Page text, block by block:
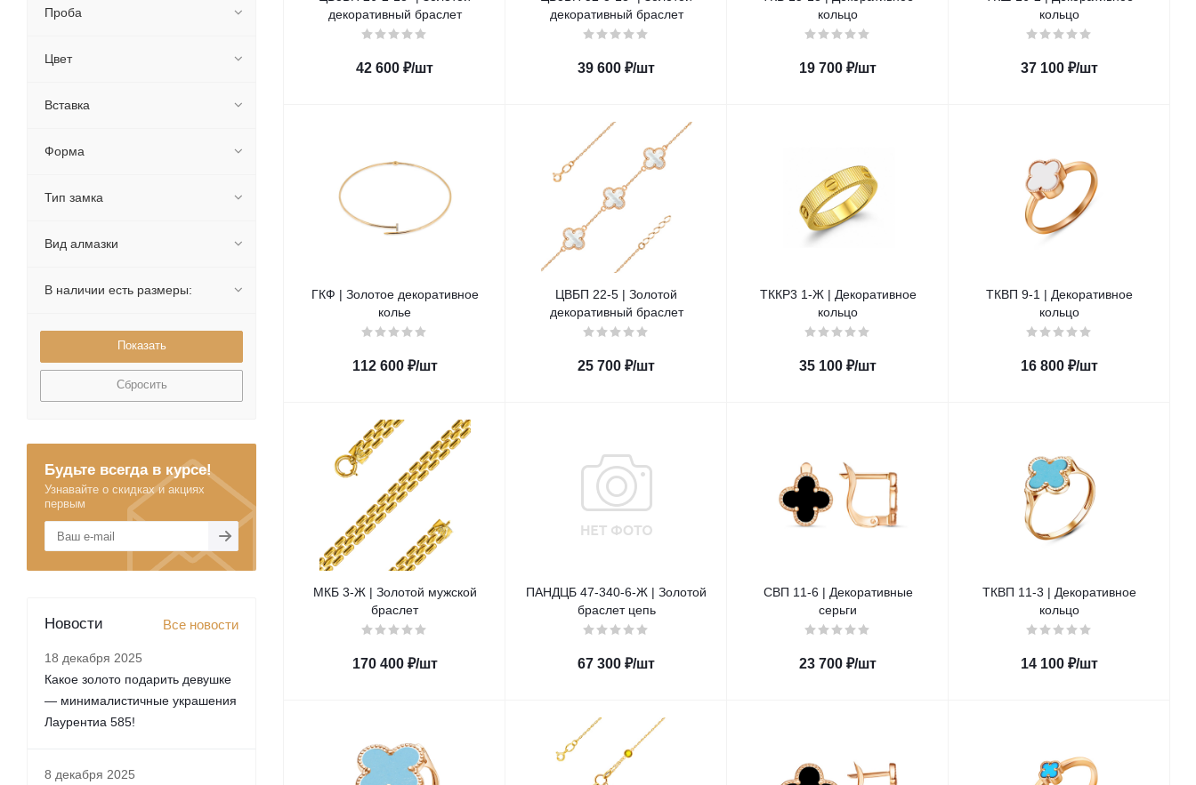
декоративный браслет
42 600 ₽/шт
декоративный браслет
39 600 ₽/шт
кольцо
19 700 ₽/шт
кольцо
37 100 ₽/шт
ГКФ | Золотое декоративное
колье
112 600₽/шт
ЦВБП 22-5 | Золотой
декоративный браслет
25 700 ₽/шт
ТККР3 1-Ж | Декоративное
кольцо
35 100 ₽/шт
ТКВП 9-1 | Декоративное
кольцо
16 800 ₽/шт
МКБ 3-Ж | Золотой мужской
браслет
170 400₽/шт
ПАНДЦБ 47-340-6-Ж | Золотой
браслет цепь
67 300 ₽/шт
СВП 11-6 | Декоративные
серьги
23 700 ₽/шт
ТКВП 11-3 | Декоративное
кольцо
14 100 ₽/шт
Проба
Цвет
Вставка
Форма
Тип замка
Вид алмазки
В наличии есть размеры:
Сбросить
Будьте всегда в курсе!
Узнавайте о скидках и акциях
первым
Новости Все новости
18 декабря 2025
Какое золото подарить девушке
— минималистичные украшения
Лаурентиа 585!
8 декабря 2025